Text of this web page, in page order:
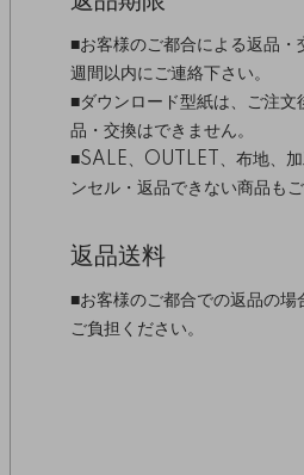
■お客様のご都合による返品・
週間以内にご連絡下さい。
■ダウンロード型紙は、ご注文
品・交換はできません。
■SALE、OUTLET、布地、加
ンセル・返品できない商品もご
返品送料
■お客様のご都合での返品の場
ご負担ください。